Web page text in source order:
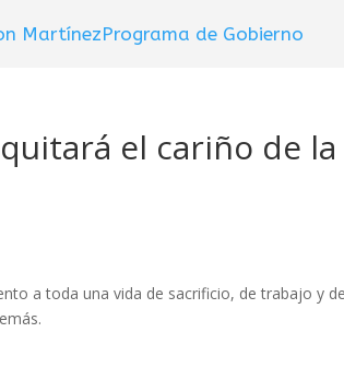
MartínezPrograma de Gobierno
el cariño de
a toda una vida de sacrificio, de trabajo y